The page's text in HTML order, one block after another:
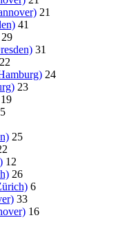
21
41
29
31
22
24
23
19
25
12
26
6
33
16